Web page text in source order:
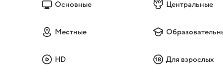
Основные Центральные
Местные
HD Для взрослых